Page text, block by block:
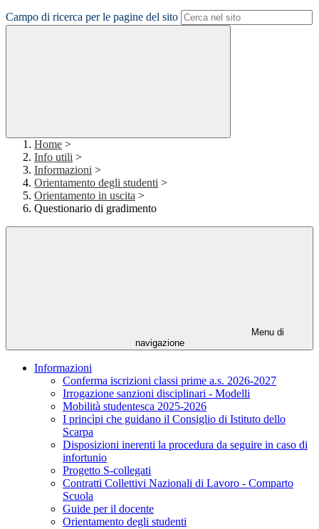
Campo di ricerca per le pagine del sito
Home >
Info utili >
Informazioni >
Orientamento degli studenti >
Orientamento in uscita >
Questionario di gradimento
Menu di
navigazione
Informazioni
Conferma iscrizioni classi prime a.s. 2026-2027
Irrogazione sanzioni disciplinari - Modelli
Mobilità studentesca 2025-2026
I princìpi che guidano il Consiglio di Istituto dello
Scarpa
Disposizioni inerenti la procedura da seguire in caso di
infortunio
Progetto S-collegati
Contratti Collettivi Nazionali di Lavoro - Comparto
Scuola
Guide per il docente
Orientamento degli studenti